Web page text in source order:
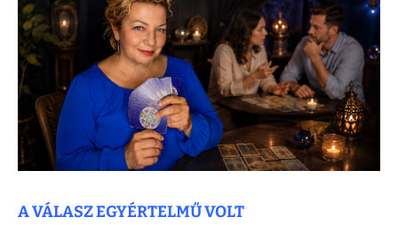
A VÁLASZ EGYÉRTELMŰ VOLT